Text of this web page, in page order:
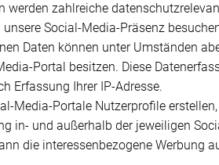
werden zahlreiche
Social-Media-Präsenz
Daten können unter Umständen
Portal besitzen. Diese
Erfassung Ihrer IP-Adresse.
Media-Portale Nutzerprofile
in- und außerhalb der jeweiligen
die interessenbezogene Werbung